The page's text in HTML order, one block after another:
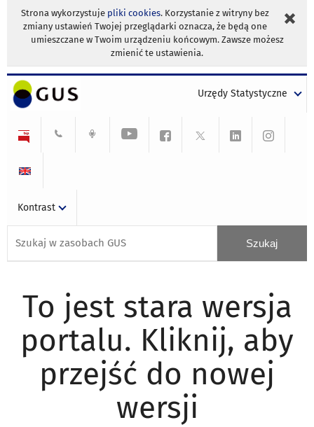
Strona wykorzystuje pliki cookies. Korzystanie z witryny bez
zmiany ustawień Twojej przeglądarki oznacza, że będą one
umieszczane w Twoim urządzeniu końcowym. Zawsze możesz
zmienić te ustawienia.
Urzędy Statystyczne
Kontrast
To jest stara wersja
portalu. Kliknij, aby
przejść do nowej
wersji